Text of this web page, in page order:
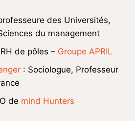
des Universités,
du management
de pôles – Groupe APRIL
: Sociologue, Professeur
de mind Hunters